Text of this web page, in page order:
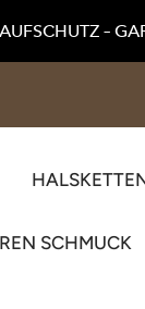
–
SCHMUCK